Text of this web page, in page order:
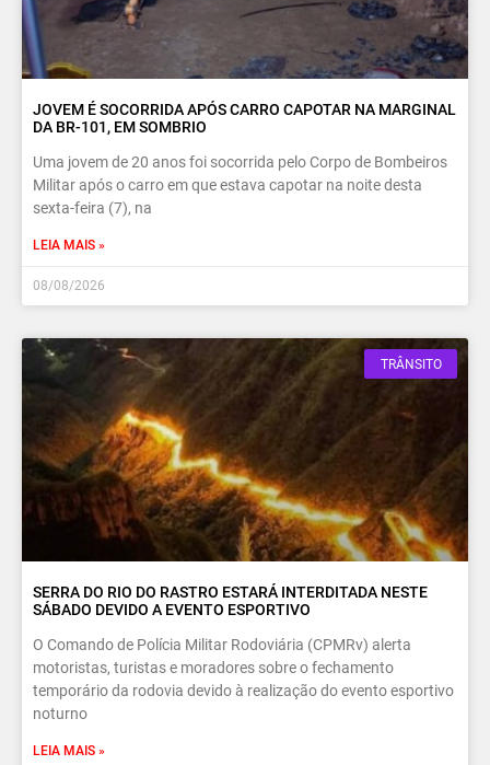
JOVEM É SOCORRIDA APÓS CARRO CAPOTAR NA MARGINAL
DA BR-101, EM SOMBRIO
Uma jovem de 20 anos foi socorrida pelo Corpo de Bombeiros
Militar após o carro em que estava capotar na noite desta
sexta-feira (7), na
LEIA MAIS »
08/08/2026
TRÂNSITO
SERRA DO RIO DO RASTRO ESTARÁ INTERDITADA NESTE
SÁBADO DEVIDO A EVENTO ESPORTIVO
O Comando de Polícia Militar Rodoviária (CPMRv) alerta
motoristas, turistas e moradores sobre o fechamento
temporário da rodovia devido à realização do evento esportivo
noturno
LEIA MAIS »